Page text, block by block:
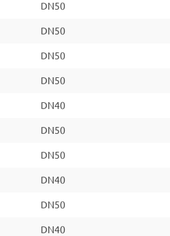
DN50
DN50
DN50
DN50
DN40
DN50
DN50
DN40
DN50
DN40